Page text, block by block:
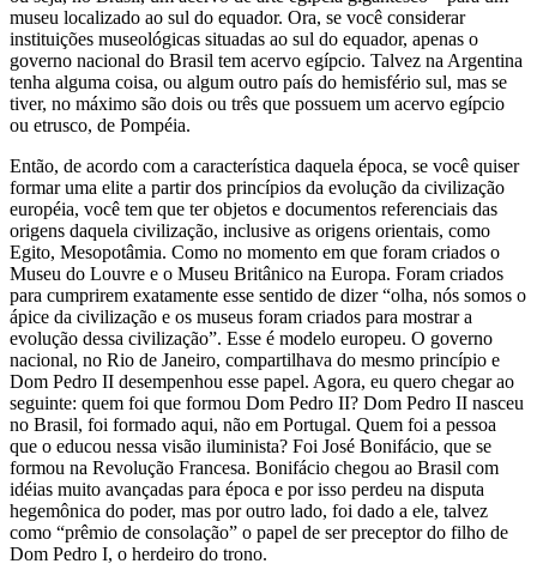
museu localizado ao sul do equador. Ora, se você considerar
instituições museológicas situadas ao sul do equador, apenas o
governo nacional do Brasil tem acervo egípcio. Talvez na Argentina
tenha alguma coisa, ou algum outro país do hemisfério sul, mas se
tiver, no máximo são dois ou três que possuem um acervo egípcio
ou etrusco, de Pompéia.
Então, de acordo com a característica daquela época, se você quiser
formar uma elite a partir dos princípios da evolução da civilização
européia, você tem que ter objetos e documentos referenciais das
origens daquela civilização, inclusive as origens orientais, como
Egito, Mesopotâmia. Como no momento em que foram criados o
Museu do Louvre e o Museu Britânico na Europa. Foram criados
para cumprirem exatamente esse sentido de dizer “olha, nós somos o
ápice da civilização e os museus foram criados para mostrar a
evolução dessa civilização”. Esse é modelo europeu. O governo
nacional, no Rio de Janeiro, compartilhava do mesmo princípio e
Dom Pedro II desempenhou esse papel. Agora, eu quero chegar ao
seguinte: quem foi que formou Dom Pedro II? Dom Pedro II nasceu
no Brasil, foi formado aqui, não em Portugal. Quem foi a pessoa
que o educou nessa visão iluminista? Foi José Bonifácio, que se
formou na Revolução Francesa. Bonifácio chegou ao Brasil com
idéias muito avançadas para época e por isso perdeu na disputa
hegemônica do poder, mas por outro lado, foi dado a ele, talvez
como “prêmio de consolação” o papel de ser preceptor do filho de
Dom Pedro I, o herdeiro do trono.